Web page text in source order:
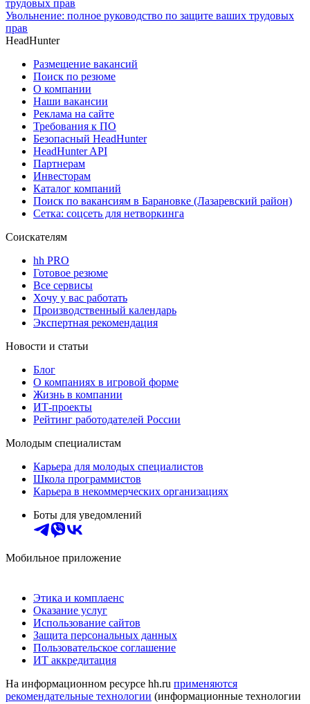
Увольнение: полное руководство по защите ваших трудовых
прав
HeadHunter
Размещение вакансий
Поиск по резюме
О компании
Наши вакансии
Реклама на сайте
Требования к ПО
Безопасный HeadHunter
HeadHunter API
Партнерам
Инвесторам
Каталог компаний
Поиск по вакансиям в Барановке (Лазаревский район)
Сетка: соцсеть для нетворкинга
Соискателям
hh PRO
Готовое резюме
Все сервисы
Хочу у вас работать
Производственный календарь
Экспертная рекомендация
Новости и статьи
Блог
О компаниях в игровой форме
Жизнь в компании
ИТ-проекты
Рейтинг работодателей России
Молодым специалистам
Карьера для молодых специалистов
Школа программистов
Карьера в некоммерческих организациях
Боты для уведомлений
Мобильное приложение
Этика и комплаенс
Оказание услуг
Использование сайтов
Защита персональных данных
Пользовательское соглашение
ИТ аккредитация
На информационном ресурсе hh.ru применяются
рекомендательные технологии (информационные технологии